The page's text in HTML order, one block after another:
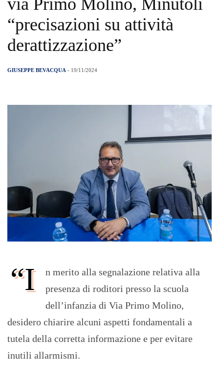
via Primo Molino, Minutoli
“precisazioni su attività
derattizzazione”
GIUSEPPE BEVACQUA - 19/11/2024
“I
n merito alla segnalazione relativa alla
presenza di roditori presso la scuola
dell’infanzia di Via Primo Molino,
desidero chiarire alcuni aspetti fondamentali a
tutela della corretta informazione e per evitare
inutili allarmismi.